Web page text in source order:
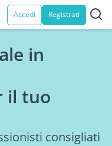
Accedi Registrati
in
il tuo
consigliati